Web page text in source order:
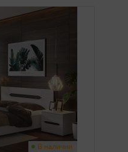
В наличии